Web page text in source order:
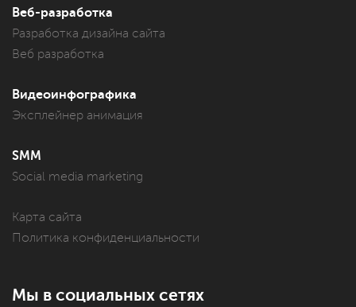
Веб-разработка
Разработка дизайна сайта
Веб разработка
Видеоинфографика
Эксплейнер анимация
SMM
Social media marketing
Карта сайта
Политика конфиденциальности
Мы в социальных сетях